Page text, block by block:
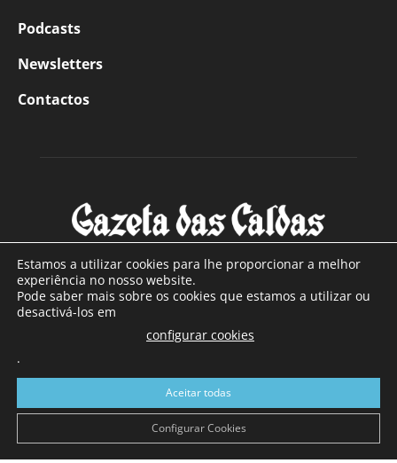
Podcasts
Newsletters
Contactos
SOBRE NÓS
Com sede nas Caldas da Rainha e mais de 90 anos de
a sul de distrito de Leiria, com mais de 40.000 leitores por
toda a região Oeste. Jornal com distribuição em Portugal
Continental e assinatura online.
Estamos a utilizar cookies para lhe proporcionar a melhor
experiência no nosso website.
Pode saber mais sobre os cookies que estamos a utilizar ou
desactivá-los em
configurar cookies
.
Aceitar todas
Configurar Cookies